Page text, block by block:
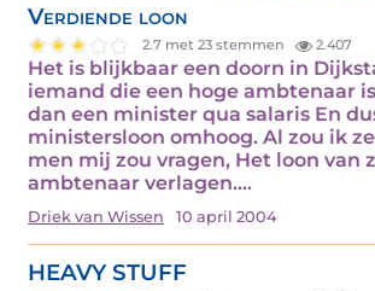
Verdiende loon
2.7 met 23 stemmen 2.407
Het is blijkbaar een doorn in
iemand die een hoge ambtenaar
dan een minister qua salaris En
ministersloon omhoog. Al zou ik
men mij zou vragen, Het loon van
ambtenaar verlagen.…
Driek van Wissen 10 april 2004
HEAVY STUFF